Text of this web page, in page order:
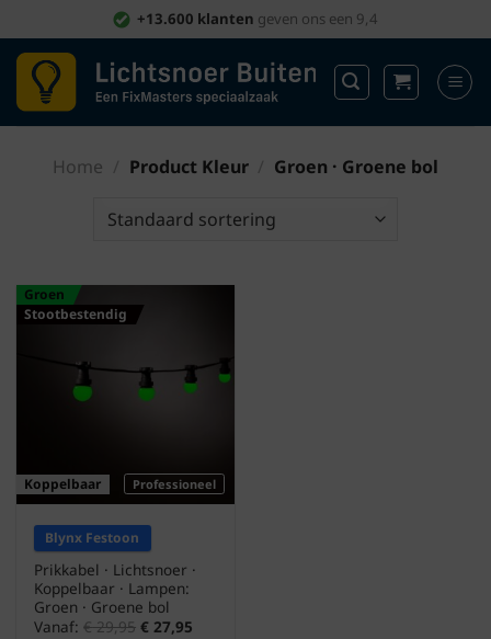
naar
inhoud
+13.600 klanten geven ons een 9,4
Home Product Kleur Groen · Groene bol
Groen
Stootbestendig
Professioneel
Koppelbaar
Blynx Festoon
Prikkabel · Lichtsnoer ·
Koppelbaar · Lampen:
Groen · Groene bol
Vanaf:€29,95 € 27,95